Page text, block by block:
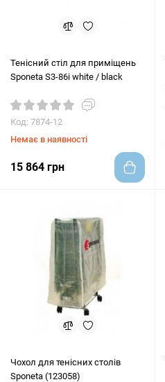
Тенісний стіл для приміщень
Sponeta S3-86i white / black
Код: 7874-12
Немає в наявності
15 864 грн
Чохол для тенісних столів
Sponeta (123058)